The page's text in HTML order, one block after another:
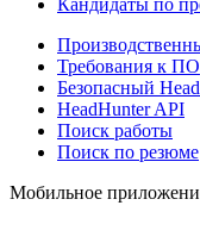
Требования к ПО
Безопасный
HeadHunter API
Поиск работы
Поиск по резюме
Мобильное